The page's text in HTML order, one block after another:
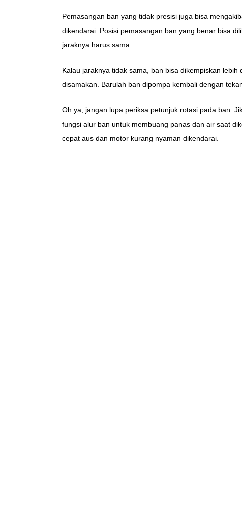
Pemasangan ban yang tidak presisi juga bisa
dikendarai. Posisi pemasangan ban yang benar bisa
jaraknya harus sama.
Kalau jaraknya tidak sama, ban bisa dikempiskan
disamakan. Barulah ban dipompa kembali dengan
Oh ya, jangan lupa periksa petunjuk rotasi pada ban.
fungsi alur ban untuk membuang panas dan air saat
cepat aus dan motor kurang nyaman dikendarai.